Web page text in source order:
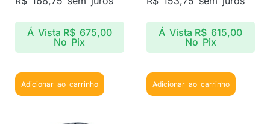
Á Vista R$675,00
No Pix
Adicionar ao carrinho
Á Vista R$ 615,00
No Pix
Adicionar ao carrinho